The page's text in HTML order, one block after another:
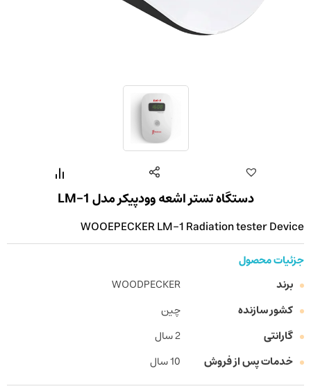
دستگاه تستر اشعه وودپیکر مدل LM-1
WOOEPECKER LM-1 Radiation tester Device
جزئیات محصول
برند
WOODPECKER
کشور سازنده
چین
گارانتی
2 سال
خدمات پس از فروش
10 سال